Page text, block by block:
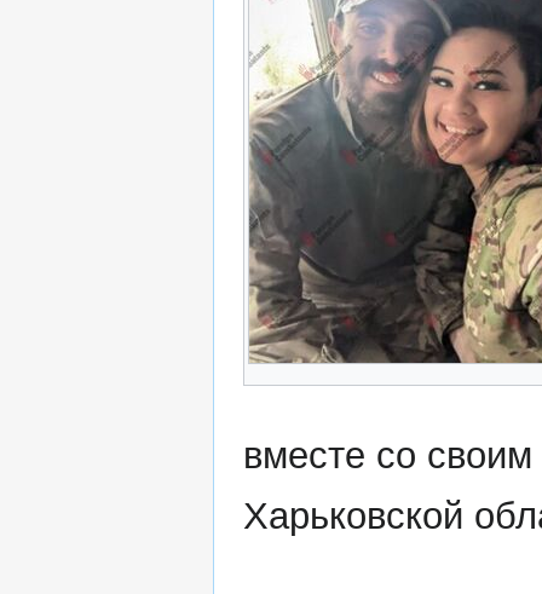
вместе со
Харьковской